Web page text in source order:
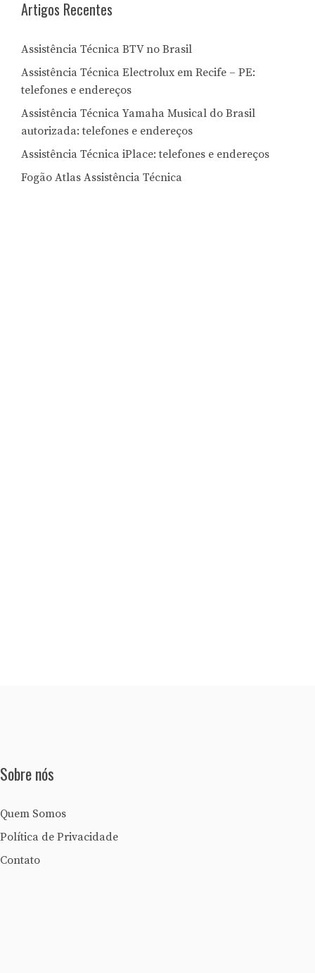
Artigos Recentes
Assistência Técnica BTV no Brasil
Assistência Técnica Electrolux em Recife – PE:
telefones e endereços
Assistência Técnica Yamaha Musical do Brasil
autorizada: telefones e endereços
Assistência Técnica iPlace: telefones e endereços
Fogão Atlas Assistência Técnica
Sobre nós
Quem Somos
Política de Privacidade
Contato